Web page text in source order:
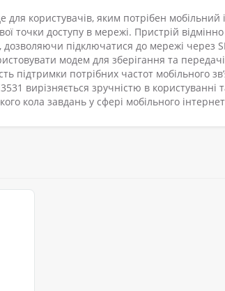
для користувачів, яким потрібен мобільний
точки доступу в мережі. Пристрій
дозволяючи підключатися до мережі через
модем для зберігання та
підтримки потрібних частот мобільного
вирізняється зручністю в
кола завдань у сфері мобільного